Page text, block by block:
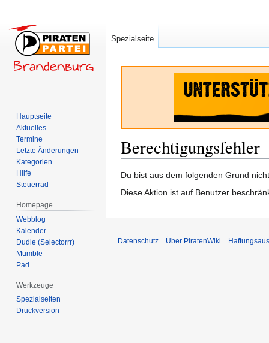
Berechtigungsfehler
Zur
Navigation
Zur
Suche
Du bist aus dem folgenden Grund
Diese Aktion ist auf Benutzer
Spezialseite
Hauptseite
Aktuelles
Termine
Letzte Änderungen
Kategorien
Hilfe
Steuerrad
Homepage
Webblog
Kalender
Dudle (Selectorrr)
Mumble
Pad
Werkzeuge
Spezialseiten
Druckversion
Datenschutz Über PiratenWiki